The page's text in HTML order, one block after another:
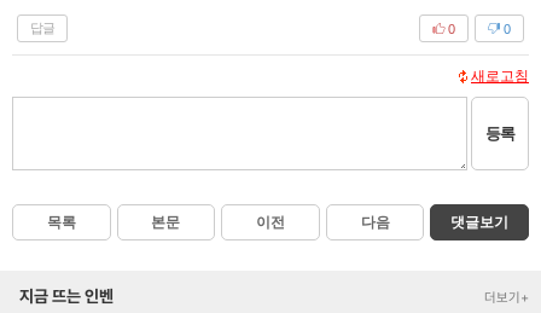
답글 0
0
새로고침
등록
목록 본문 이전 다음 댓글보기
지금 뜨는 인벤 더보기+